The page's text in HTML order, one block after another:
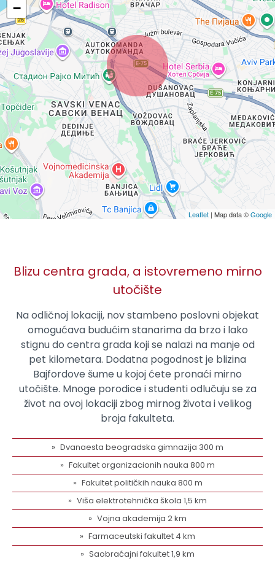
−
Leaflet | Map data ©Google
Blizu centra grada, a istovremeno mirno
utočište
Na odličnoj lokaciji, nov stambeno poslovni objekat
omogućava budućim stanarima da brzo i lako
stignu do centra grada koji se nalazi na manje od
pet kilometara. Dodatna pogodnost je blizina
Bajfordove šume u kojoj ćete pronaći mirno
utočište. Mnoge porodice i studenti odlučuju se za
život na ovoj lokaciji zbog mirnog života i velikog
broja fakulteta.
Dvanaesta beogradska gimnazija 300 m
Fakultet organizacionih nauka 800 m
Fakultet političkih nauka 800 m
Viša elektrotehnička škola 1,5 km
Vojna akademija 2 km
Farmaceutski fakultet 4 km
Saobraćajni fakultet 1,9 km